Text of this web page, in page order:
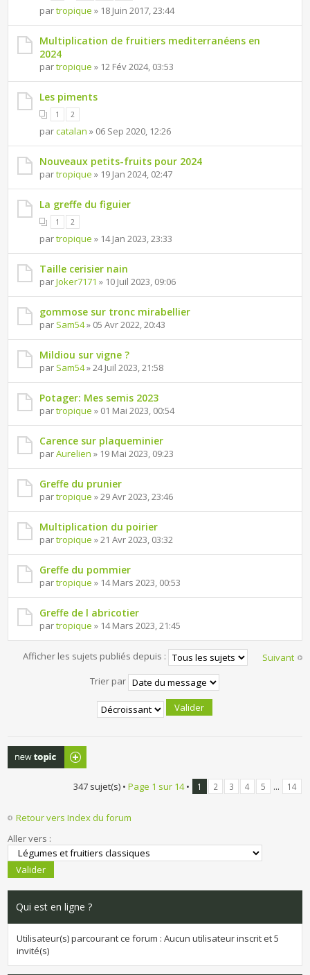
partropique » 18 Juin 2017, 23:44
Multiplication de fruitiers mediterranéens en
2024
partropique » 12 Fév 2024, 03:53
Les piments
1 2
parcatalan » 06 Sep 2020, 12:26
Nouveaux petits-fruits pour 2024
partropique » 19 Jan 2024, 02:47
La greffe du figuier
1 2
partropique » 14 Jan 2023, 23:33
Taille cerisier nain
parJoker7171 » 10 Juil 2023, 09:06
gommose sur tronc mirabellier
par Sam54» 05 Avr 2022, 20:43
Mildiou sur vigne ?
par Sam54» 24 Juil 2023, 21:58
Potager: Mes semis 2023
partropique » 01 Mai 2023, 00:54
Carence sur plaqueminier
parAurelien » 19 Mai 2023, 09:23
Greffe du prunier
partropique » 29 Avr 2023, 23:46
Multiplication du poirier
partropique » 21 Avr 2023, 03:32
Greffe du pommier
partropique » 14 Mars 2023, 00:53
Greffe de l abricotier
partropique » 14 Mars 2023, 21:45
Suivant
Afficher les sujets publiés depuis :
Trier par
Publier un
nouveau sujet
347 sujet(s) • Page 1 sur 14• 1 2 3 4 5 ... 14
Retour vers Index du forum
Aller vers :
Qui est en ligne ?
Utilisateur(s) parcourant ce forum : Aucun utilisateur inscrit et 5
invité(s)